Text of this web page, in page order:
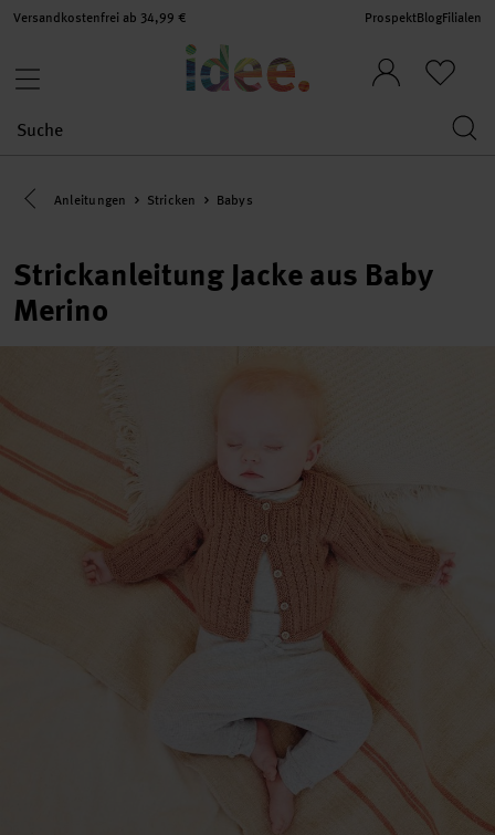
Versandkostenfrei ab 34,99 € ProspektBlogFilialen
Eine Kategorie zurück navigieren
Anleitungen Stricken Babys
Strickanleitung Jacke aus Baby
Merino